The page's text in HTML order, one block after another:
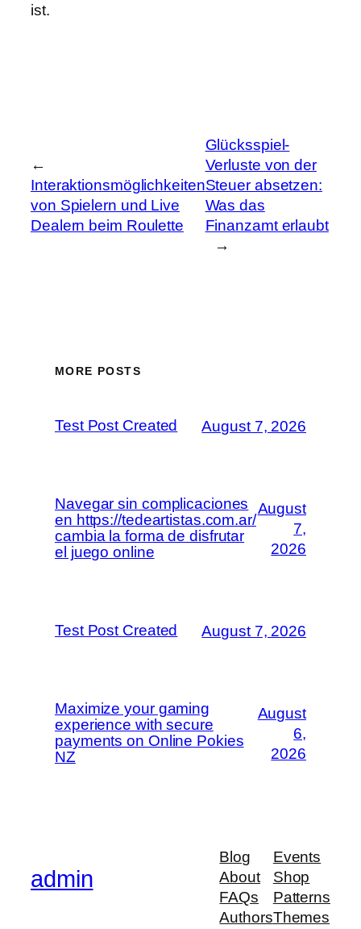
ist.
←
Interaktionsmöglichkeiten
von Spielern und Live
Dealern beim Roulette
Glücksspiel-
Verluste von der
Steuer absetzen:
Was das
Finanzamt erlaubt
→
MORE POSTS
Test Post Created August 7, 2026
Navegar sin complicaciones
en https://tedeartistas.com.ar/
cambia la forma de disfrutar
el juego online
August
7,
2026
Test Post Created August 7, 2026
Maximize your gaming
experience with secure
payments on Online Pokies
NZ
August
6,
2026
admin
Blog
About
FAQs
Authors
Events
Shop
Patterns
Themes